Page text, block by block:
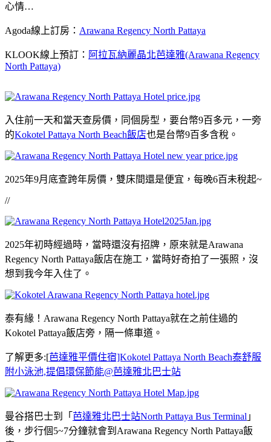
心情…
Agoda線上訂房： Arawana Regency North Pattaya
KLOOK線上預訂： 阿拉瓦納麗晶北芭達雅(Arawana Regency
North Pattaya)
入住前一天和當天查房價，同個房型，要台幣9百多元，一旁
的Kokotel Pattaya North Beach飯店也是台幣9百多含稅。
2025年9月底查跨年房價，雙床間還是便宜，每晚6百未稅起~
//
2025年初時經過時，當時還沒有招牌，原來就是Arawana
Regency North Pattaya飯店在施工，當時好奇拍了一張照，沒
想到我今年入住了。
泰有緣！Arawana Regency North Pattaya就在之前住過的
Kokotel Pattaya飯店旁，隔一條車道。
了解更多:[芭達雅平價住宿]Kokotel Pattaya North Beach泰舒服
附小泳池,提倡環保節能@芭達雅北巴士站
曼谷搭巴士到「 芭達雅北巴士站North Pattaya Bus Terminal 」
後，步行個5~7分鐘就會到Arawana Regency North Pattaya飯